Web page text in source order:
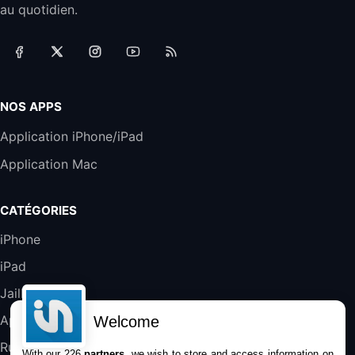
Filaire avec Microphone Antibruit Pour
Téléphones de Bureau
Harman Kardon SoundSticks 5 Haut-Parleur
289,47€
Blanc
357,4€
Jeu FIFA 20 sur PC (code à télécharger)
au quotidien.
NOS APPS
Application iPhone/iPad
Application Mac
CATÉGORIES
iPhone
iPad
Jailbreak
Applications
Rumeurs
Welcome